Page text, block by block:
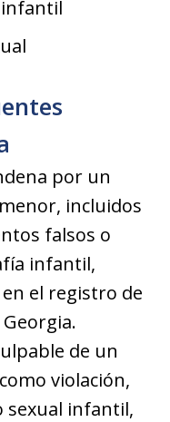
por un
incluidos
falsos o
infantil,
el registro de
de un
violación,
sexual infantil,